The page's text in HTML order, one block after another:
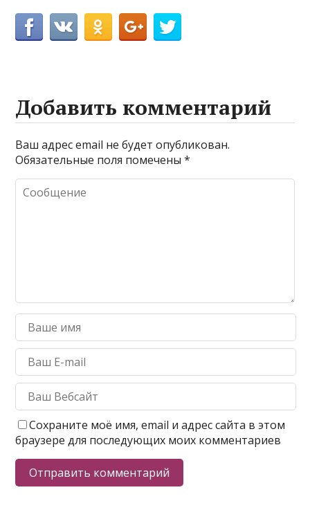
Добавить комментарий
Ваш адрес email не будет опубликован.
Обязательные поля помечены*
Сохраните моё имя, email и адрес сайта в этом
браузере для последующих моих комментариев